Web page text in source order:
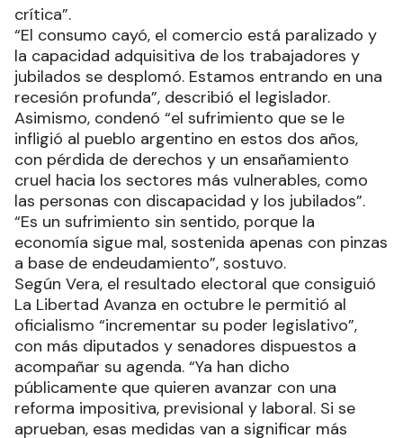
crítica”.
“El consumo cayó, el comercio está paralizado y
la capacidad adquisitiva de los trabajadores y
jubilados se desplomó. Estamos entrando en una
recesión profunda”, describió el legislador.
Asimismo, condenó “el sufrimiento que se le
infligió al pueblo argentino en estos dos años,
con pérdida de derechos y un ensañamiento
cruel hacia los sectores más vulnerables, como
las personas con discapacidad y los jubilados”.
“Es un sufrimiento sin sentido, porque la
economía sigue mal, sostenida apenas con pinzas
a base de endeudamiento”, sostuvo.
Según Vera, el resultado electoral que consiguió
La Libertad Avanza en octubre le permitió al
oficialismo “incrementar su poder legislativo”,
con más diputados y senadores dispuestos a
acompañar su agenda. “Ya han dicho
públicamente que quieren avanzar con una
reforma impositiva, previsional y laboral. Si se
aprueban, esas medidas van a significar más